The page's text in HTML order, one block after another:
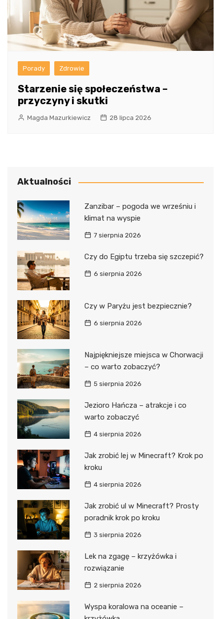
Porady Zdrowie
Starzenie się społeczeństwa –
przyczyny i skutki
Magda Mazurkiewicz 28 lipca 2026
Aktualności
Zanzibar – pogoda we wrześniu i
klimat na wyspie
7 sierpnia 2026
Czy do Egiptu trzeba się szczepić?
6 sierpnia 2026
Czy w Paryżu jest bezpiecznie?
6 sierpnia 2026
Najpiękniejsze miejsca w Chorwacji
– co warto zobaczyć?
5 sierpnia 2026
Jezioro Hańcza – atrakcje i co
warto zobaczyć
4 sierpnia 2026
Jak zrobić lej w Minecraft? Krok po
kroku
4 sierpnia 2026
Jak zrobić ul w Minecraft? Prosty
poradnik krok po kroku
3 sierpnia 2026
Lek na zgagę – krzyżówka i
rozwiązanie
2 sierpnia 2026
Wyspa koralowa na oceanie –